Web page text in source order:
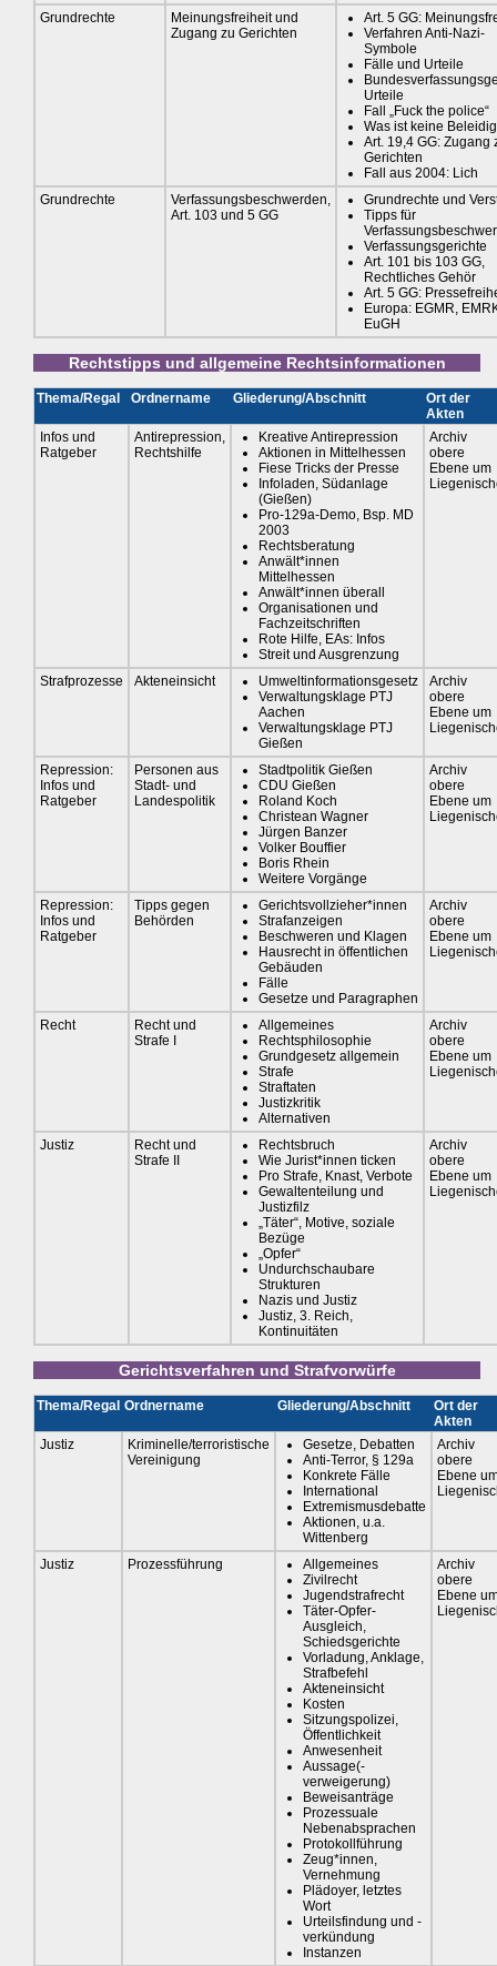
Grundrechte
Meinungsfreiheit und
Zugang zu Gerichten
Art. 5 GG:
Verfahren Anti-Nazi-
Symbole
Fälle und Urteile
Urteile
Fall „Fuck the police“
Was ist keine
Art. 19,4 GG: Zugang
Gerichten
Fall aus 2004: Lich
Grundrechte
Verfassungsbeschwerden,
Art. 103 und 5 GG
Grundrechte und
Tipps für
Verfassungsgerichte
Art. 101 bis 103 GG,
Rechtliches Gehör
Art. 5 GG:
Europa: EGMR,
EuGH
Rechtstipps und allgemeine Rechtsinformationen
Thema/Regal Ordnername Gliederung/Abschnitt
Ort der
Akten
Infos und
Ratgeber
Antirepression,
Rechtshilfe
Kreative Antirepression
Aktionen in Mittelhessen
Fiese Tricks der Presse
Infoladen, Südanlage
(Gießen)
Pro-129a-Demo, Bsp. MD
2003
Rechtsberatung
Anwält*innen
Mittelhessen
Anwält*innen überall
Organisationen und
Fachzeitschriften
Rote Hilfe, EAs: Infos
Streit und Ausgrenzung
Archiv
obere
Ebene um
Strafprozesse Akteneinsicht
Umweltinformationsgesetz
Verwaltungsklage PTJ
Aachen
Verwaltungsklage PTJ
Gießen
Archiv
obere
Ebene um
Repression:
Infos und
Ratgeber
Personen aus
Stadt- und
Landespolitik
Stadtpolitik Gießen
CDU Gießen
Roland Koch
Christean Wagner
Jürgen Banzer
Volker Bouffier
Boris Rhein
Weitere Vorgänge
Archiv
obere
Ebene um
Repression:
Infos und
Ratgeber
Tipps gegen
Behörden
Gerichtsvollzieher*innen
Strafanzeigen
Beschweren und Klagen
Hausrecht in öffentlichen
Gebäuden
Fälle
Gesetze und Paragraphen
Archiv
obere
Ebene um
Recht
Recht und
Strafe I
Allgemeines
Rechtsphilosophie
Grundgesetz allgemein
Strafe
Straftaten
Justizkritik
Alternativen
Archiv
obere
Ebene um
Justiz
Recht und
Strafe II
Rechtsbruch
Wie Jurist*innen ticken
Pro Strafe, Knast, Verbote
Gewaltenteilung und
Justizfilz
„Täter“, Motive, soziale
Bezüge
„Opfer“
Undurchschaubare
Strukturen
Nazis und Justiz
Justiz, 3. Reich,
Kontinuitäten
Archiv
obere
Ebene um
Gerichtsverfahren und Strafvorwürfe
Thema/Regal Ordnername Gliederung/Abschnitt
Ort der
Akten
Justiz
Kriminelle/terroristische
Vereinigung
Gesetze, Debatten
Anti-Terror, § 129a
Konkrete Fälle
International
Extremismusdebatte
Aktionen, u.a.
Wittenberg
Archiv
obere
Ebene
Justiz Prozessführung
Allgemeines
Zivilrecht
Jugendstrafrecht
Täter-Opfer-
Ausgleich,
Schiedsgerichte
Vorladung, Anklage,
Strafbefehl
Akteneinsicht
Kosten
Sitzungspolizei,
Öffentlichkeit
Anwesenheit
Aussage(-
verweigerung)
Beweisanträge
Prozessuale
Nebenabsprachen
Protokollführung
Zeug*innen,
Vernehmung
Plädoyer, letztes
Wort
Urteilsfindung und -
verkündung
Instanzen
Archiv
obere
Ebene